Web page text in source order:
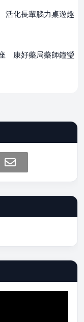
化長輩腦力桌遊趣
康好藥局藥師鐘瑩